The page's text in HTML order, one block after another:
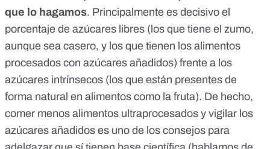
que lo hagamos. Principalmente es decisivo el
porcentaje de azúcares libres (los que tiene el zumo,
aunque sea casero, y los que tienen los alimentos
procesados con azúcares añadidos) frente a los
azúcares intrínsecos (los que están presentes de
forma natural en alimentos como la fruta). De hecho,
comer menos alimentos ultraprocesados y vigilar los
azúcares añadidos es uno de los consejos para